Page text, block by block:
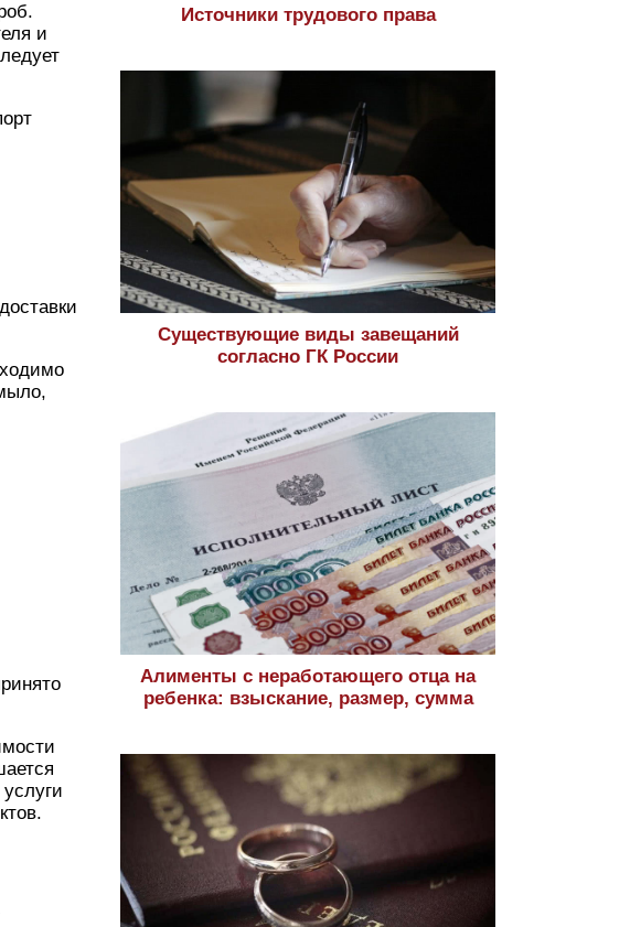
и
Источники трудового права
Существующие виды завещаний
согласно ГК России
Алименты с неработающего отца на
ребенка: взыскание, размер, сумма